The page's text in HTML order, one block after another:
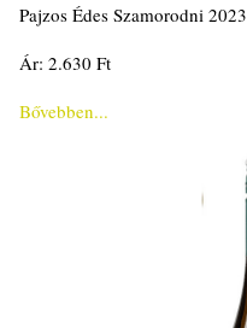
Pajzos Édes Szamorodni 2023
Ár: 2.630 Ft
Bővebben...